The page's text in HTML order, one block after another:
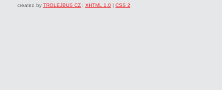
created by TROLEJBUS CZ | XHTML 1.0 | CSS 2